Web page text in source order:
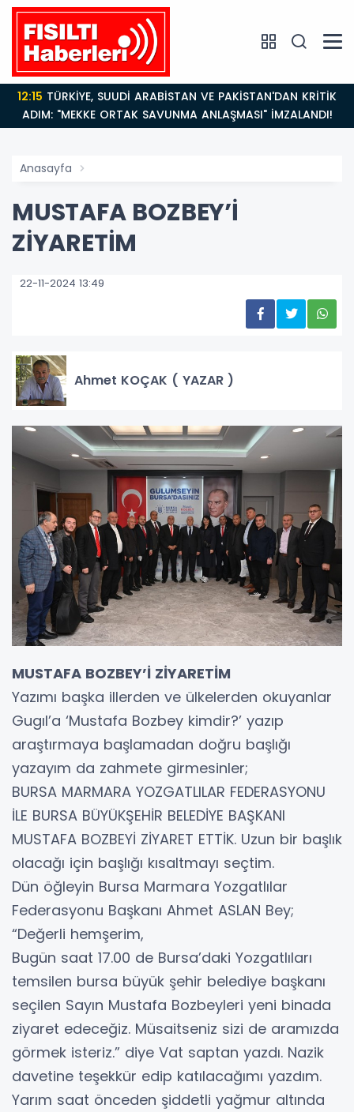
12:15
ADIM: "MEKKE ORTAK SAVUNMA ANLAŞMASI" İMZALANDI!
Anasayfa
MUSTAFA BOZBEY’İ
ZİYARETİM
22-11-2024 13:49
Ahmet KOÇAK ( YAZAR )
MUSTAFA BOZBEY’İ ZİYARETİM
Yazımı başka illerden ve ülkelerden okuyanlar
Gugıl’a ‘Mustafa Bozbey kimdir?’ yazıp
araştırmaya başlamadan doğru başlığı
yazayım da zahmete girmesinler;
BURSA MARMARA YOZGATLILAR FEDERASYONU
İLE BURSA BÜYÜKŞEHİR BELEDİYE BAŞKANI
MUSTAFA BOZBEYİ ZİYARET ETTİK. Uzun bir başlık
olacağı için başlığı kısaltmayı seçtim.
Dün öğleyin Bursa Marmara Yozgatlılar
Federasyonu Başkanı Ahmet ASLAN Bey;
“Değerli hemşerim,
Bugün saat 17.00 de Bursa’daki Yozgatlıları
temsilen bursa büyük şehir belediye başkanı
seçilen Sayın Mustafa Bozbeyleri yeni binada
ziyaret edeceğiz. Müsaitseniz sizi de aramızda
görmek isteriz.” diye Vat saptan yazdı. Nazik
davetine teşekkür edip katılacağımı yazdım.
Yarım saat önceden şiddetli yağmur altında